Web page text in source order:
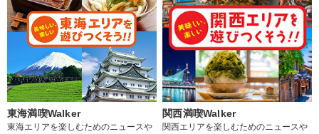
東海満喫Walker
東海エリアを楽しむためのニュースや
関西満喫Walker
関西エリアを楽しむためのニュースや